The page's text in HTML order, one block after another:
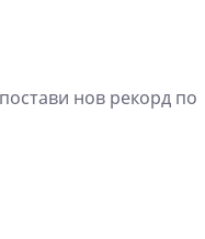
нов рекорд по